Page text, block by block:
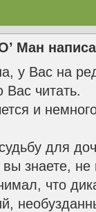
Ман
у Вас на
читать.
и
для
знаете, не
что